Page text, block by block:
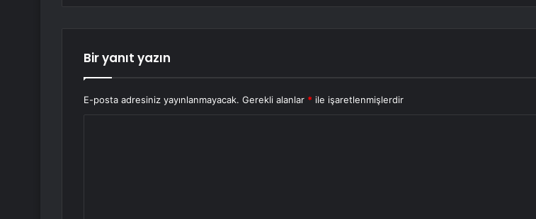
Bir yanıt yazın
E-posta adresiniz yayınlanmayacak. Gerekli alanlar * ile işaretlenmişlerdir